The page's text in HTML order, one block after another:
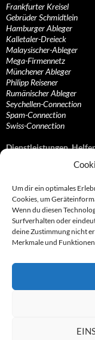
Um dir ein optimales
Cookies, um
Wenn du diesen
Surfverhalten oder
deine Zustimmung nicht
Merkmale und
Frankfurter Kreisel
Gebrüder Schmidtlein
Hamburger Ableger
Kalletaler-Dreieck
Malaysischer-Ableger
Mega-Firmennetz
Münchener Ableger
Philipp Reisener
Rumänischer Ableger
Seychellen-Connection
Spam-Connection
Swiss-Connection
Dienstleistungen,
Anonymisierungsdienste,
Bezahlsysteme,
Bürodienstleister,
Datenhändler,
Hosting, Routing,
Inkasso,
Spieleanbieter, Online-
Partnerprogramme,
Vereine, Verbände,
Web-Rotlichtbezirk,
Sonstige Dienstleister,